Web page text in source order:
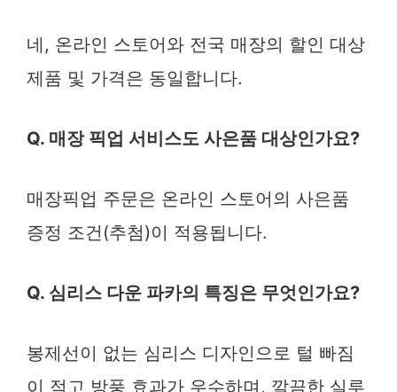
네, 온라인 스토어와 전국 매장의 할인 대상
제품 및 가격은 동일합니다.
Q. 매장 픽업 서비스도 사은품 대상인가요?
매장픽업 주문은 온라인 스토어의 사은품
증정 조건(추첨)이 적용됩니다.
Q. 심리스 다운 파카의 특징은 무엇인가요?
봉제선이 없는 심리스 디자인으로 털 빠짐
이 적고 방풍 효과가 우수하며, 깔끔한 실루